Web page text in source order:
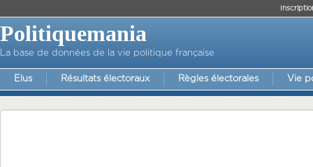
Politiquemania
La base de données de la vie politique française
Elus Résultats électoraux Règles électorales Vie